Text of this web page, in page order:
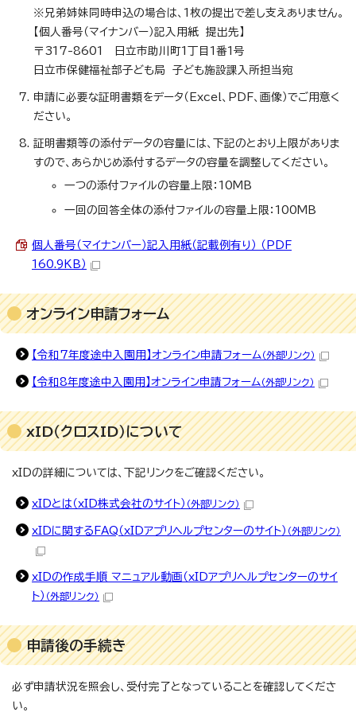
※兄弟姉妹同時申込の場合は、1枚の提出で差し支えありません。
【個人番号（マイナンバー）記入用紙 提出先】
〒317-8601 日立市助川町1丁目1番1号
日立市保健福祉部子ども局 子ども施設課入所担当宛
申請に必要な証明書類をデータ（Excel、PDF、画像）でご用意く
ださい。
証明書類等の添付データの容量には、下記のとおり上限がありま
すので、あらかじめ添付するデータの容量を調整してください。
一つの添付ファイルの容量上限：10MB
一回の回答全体の添付ファイルの容量上限：100MB
個人番号（マイナンバー）記入用紙（記載例有り） （PDF
160.9KB）
オンライン申請フォーム
【令和7年度途中入園用】オンライン申請フォーム（外部リンク）
【令和8年度途中入園用】オンライン申請フォーム（外部リンク）
xID（クロスID）について
xIDの詳細については、下記リンクをご確認ください。
xIDとは（xID株式会社のサイト） （外部リンク）
xIDに関するFAQ（xIDアプリヘルプセンターのサイト） （外部リンク）
xIDの作成手順 マニュアル動画（xIDアプリヘルプセンターのサイ
ト） （外部リンク）
申請後の手続き
必ず申請状況を照会し、受付完了となっていることを確認してくださ
い。